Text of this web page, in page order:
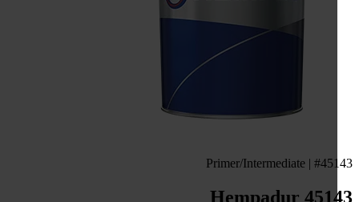
Primer/Intermediate |
Hempadur